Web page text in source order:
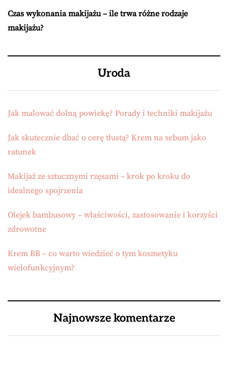
Czas wykonania makijażu – ile trwa różne rodzaje
makijażu?
Uroda
Jak malować dolną powiekę? Porady i techniki makijażu
Jak skutecznie dbać o cerę tłustą? Krem na sebum jako
ratunek
Makijaż ze sztucznymi rzęsami – krok po kroku do
idealnego spojrzenia
Olejek bambusowy – właściwości, zastosowanie i korzyści
zdrowotne
Krem BB – co warto wiedzieć o tym kosmetyku
wielofunkcyjnym?
Najnowsze komentarze